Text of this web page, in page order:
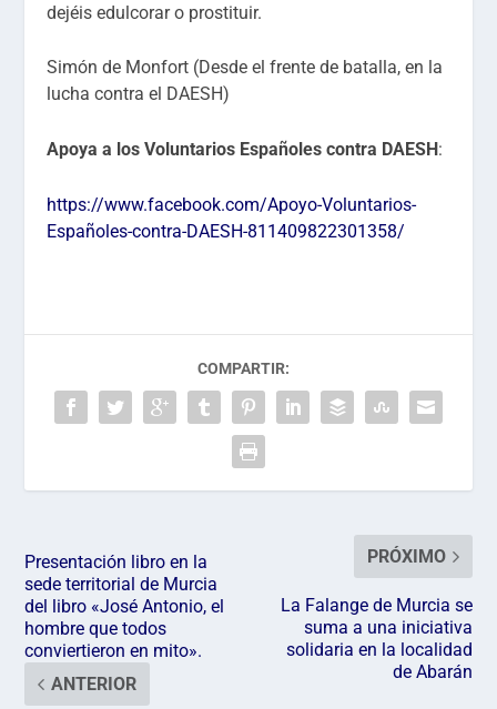
dejéis edulcorar o prostituir.
Simón de Monfort (Desde el frente de batalla, en la
lucha contra el DAESH)
Apoya a los Voluntarios Españoles contra DAESH:
https://www.facebook.com/Apoyo-Voluntarios-
Españoles-contra-DAESH-811409822301358/
COMPARTIR:
Presentación libro en la
sede territorial de Murcia
del libro «José Antonio, el
hombre que todos
conviertieron en mito».
ANTERIOR
PRÓXIMO
La Falange de Murcia se
suma a una iniciativa
solidaria en la localidad
de Abarán